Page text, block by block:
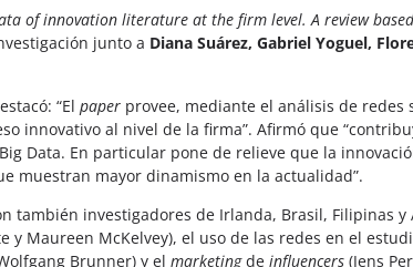
of innovation literature at the firm level. A review
junto a Diana Suárez, Gabriel Yoguel,
“El paper provee, mediante el análisis de
innovativo al nivel de la firma”. Afirmó que
Data. En particular pone de relieve que la
muestran mayor dinamismo en la actualidad”.
también investigadores de Irlanda, Brasil, Filipinas
y Maureen McKelvey), el uso de las redes en el
Brunner) y el marketingde influencers (Jens